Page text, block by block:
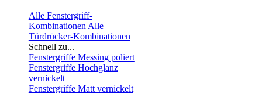
Alle Fenstergriff-
Kombinationen Alle
Türdrücker-Kombinationen
Schnell zu...
Fenstergriffe Messing poliert
Fenstergriffe Hochglanz
vernickelt
Fenstergriffe Matt vernickelt